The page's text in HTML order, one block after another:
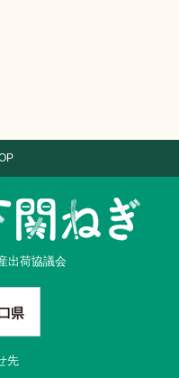
出荷協議会
先